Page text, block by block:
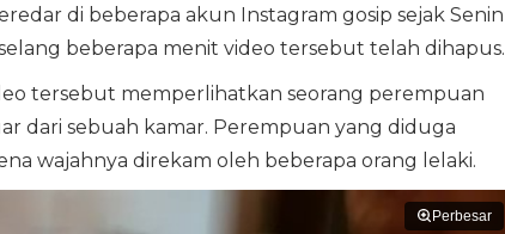
di beberapa akun Instagram gosip sejak Senin
beberapa menit video tersebut telah dihapus.
tersebut memperlihatkan seorang perempuan
dari sebuah kamar. Perempuan yang diduga
wajahnya direkam oleh beberapa orang lelaki.
Perbesar